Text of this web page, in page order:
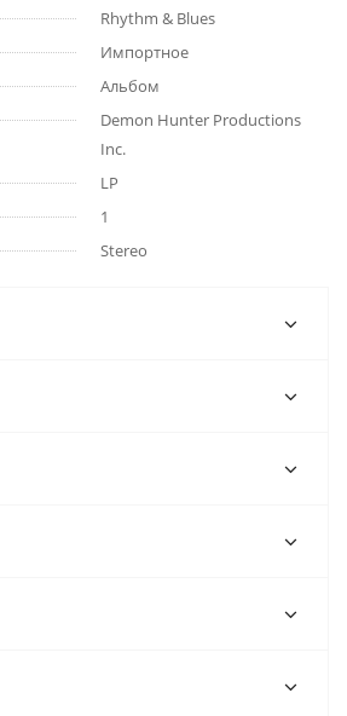
Rhythm & Blues
Импортное
Альбом
Demon Hunter Productions
Inc.
LP
1
Stereo